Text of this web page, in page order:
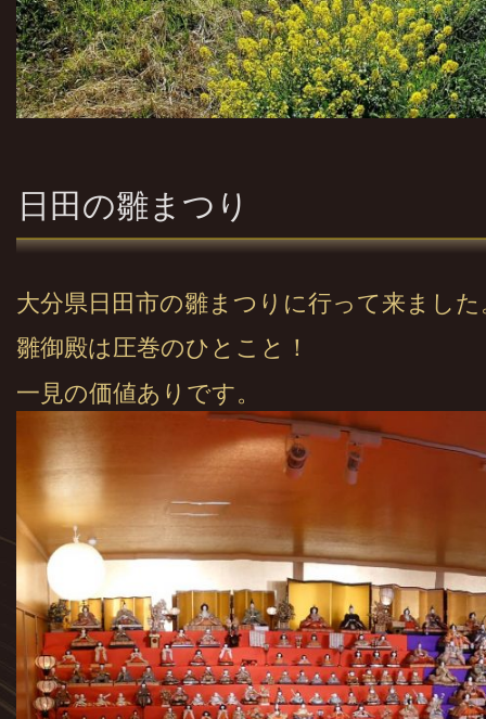
日田の雛まつり
大分県日田市の雛まつりに行って来ました
雛御殿は圧巻のひとこと！
一見の価値ありです。